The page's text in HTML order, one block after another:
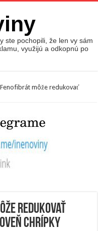
ste pochopili, že len vy sám
využijú a odkopnú po
môže redukovať
redukovať
chrípky